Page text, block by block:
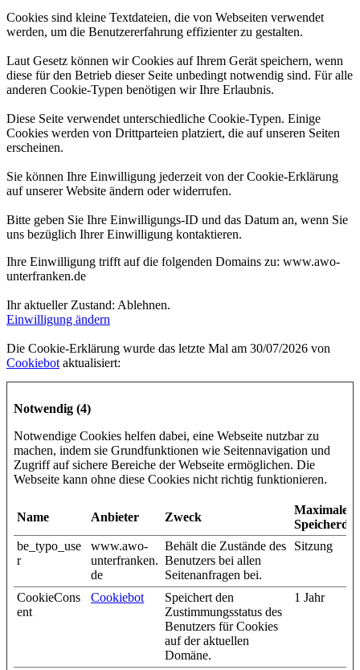
Cookies sind kleine Textdateien, die von Webseiten verwendet
werden, um die Benutzererfahrung effizienter zu gestalten.
Laut Gesetz können wir Cookies auf Ihrem Gerät speichern, wenn
diese für den Betrieb dieser Seite unbedingt notwendig sind. Für alle
anderen Cookie-Typen benötigen wir Ihre Erlaubnis.
Diese Seite verwendet unterschiedliche Cookie-Typen. Einige
Cookies werden von Drittparteien platziert, die auf unseren Seiten
erscheinen.
Sie können Ihre Einwilligung jederzeit von der Cookie-Erklärung
auf unserer Website ändern oder widerrufen.
Bitte geben Sie Ihre Einwilligungs-ID und das Datum an, wenn Sie
uns bezüglich Ihrer Einwilligung kontaktieren.
Ihre Einwilligung trifft auf die folgenden Domains zu: www.awo-
unterfranken.de
Ihr aktueller Zustand: Ablehnen.
Einwilligung ändern
Die Cookie-Erklärung wurde das letzte Mal am 30/07/2026 von
Cookiebotaktualisiert:
Notwendig (4)
Notwendige Cookies helfen dabei, eine Webseite nutzbar zu
machen, indem sie Grundfunktionen wie Seitennavigation und
Zugriff auf sichere Bereiche der Webseite ermöglichen. Die
Webseite kann ohne diese Cookies nicht richtig funktionieren.
Name Anbieter Zweck
Maximale
be_typo_use
r
www.awo-
unterfranken.
de
Behält die Zustände des
Benutzers bei allen
Seitenanfragen bei.
Sitzung
CookieCons
ent
Cookiebot
Speichert den
Zustimmungsstatus des
Benutzers für Cookies
auf der aktuellen
Domäne.
1 Jahr